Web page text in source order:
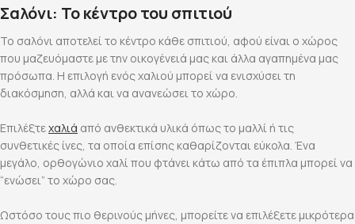
Σαλόνι: Το κέντρο του σπιτιού
Το σαλόνι αποτελεί το κέντρο κάθε σπιτιού, αφού είναι ο χώρος
που μαζευόμαστε με την οικογένειά μας και άλλα αγαπημένα μας
πρόσωπα. Η επιλογή ενός χαλιού μπορεί να ενισχύσει τη
διακόσμηση, αλλά και να ανανεώσει το χώρο.
Επιλέξτεχαλιά από ανθεκτικά υλικά όπως το μαλλί ή τις
συνθετικές ίνες, τα οποία επίσης καθαρίζονται εύκολα. Ένα
μεγάλο, ορθογώνιο χαλί που φτάνει κάτω από τα έπιπλα μπορεί να
“ενώσει” το χώρο σας.
Ωστόσο τους πιο θερινούς μήνες, μπορείτε να επιλέξετε μικρότερα